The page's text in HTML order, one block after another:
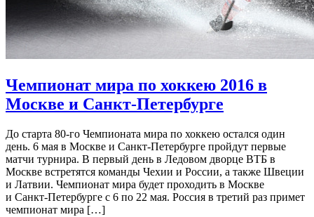
Чемпионат мира по хоккею 2016 в
Москве и Санкт-Петербурге
До старта 80-го Чемпионата мира по хоккею остался один
день. 6 мая в Москве и Санкт-Петербурге пройдут первые
матчи турнира. В первый день в Ледовом дворце ВТБ в
Москве встретятся команды Чехии и России, а также Швеции
и Латвии. Чемпионат мира будет проходить в Москве
и Санкт-Петербурге с 6 по 22 мая. Россия в третий раз примет
чемпионат мира […]